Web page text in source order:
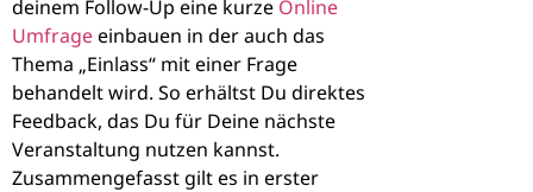
deinem Follow-Up eine kurze Online
Umfrageeinbauen in der auch das
Thema „Einlass“ mit einer Frage
behandelt wird. So erhältst Du direktes
Feedback, das Du für Deine nächste
Veranstaltung nutzen kannst.
Zusammengefasst gilt es in erster